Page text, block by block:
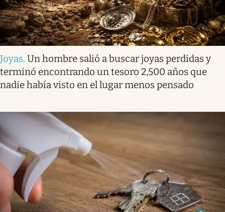
Joyas. Un hombre salió a buscar joyas perdidas y
terminó encontrando un tesoro 2,500 años que
nadie había visto en el lugar menos pensado